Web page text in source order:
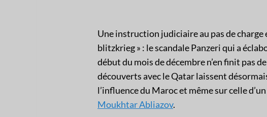
Une instruction judiciaire au pas de
blitzkrieg » : le scandale Panzeri qui a
début du mois de décembre n’en finit pas
découverts avec le Qatar laissent
l’influence du Maroc et même sur celle
Moukhtar Abliazov.